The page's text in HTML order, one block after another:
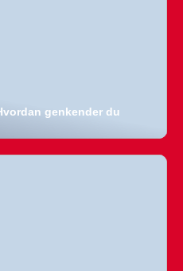
genkender du